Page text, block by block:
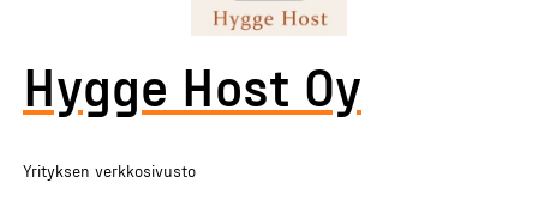
Hygge Host Oy
Yrityksen verkkosivusto